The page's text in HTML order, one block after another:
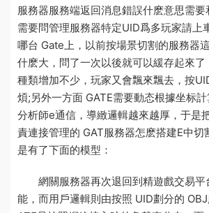
服務器服務端返回消息錯誤什麽意思需要
需要問管理服務器特定UID爲多玩家請上
哪台 Gate上，以前按場景切割的服務器
什麽大，問了一次以後就可以緩存起來
種類增加不少，玩家又會飄來飄去，按
煩;另外一方面 GATE需要動态根據坐标
分析師e通信，導緻邏輯越來越厚，于是
責連接管理的 GAT服務器怎麽搭建E中切
是有了下面的模型：
網關服務器再次退回到精遊戲交易平
能，而用戶邏輯則由按照 UID劃分的